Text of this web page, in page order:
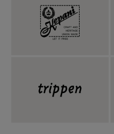
ウールのような上品さと
〈LANATEC〉。霜降り